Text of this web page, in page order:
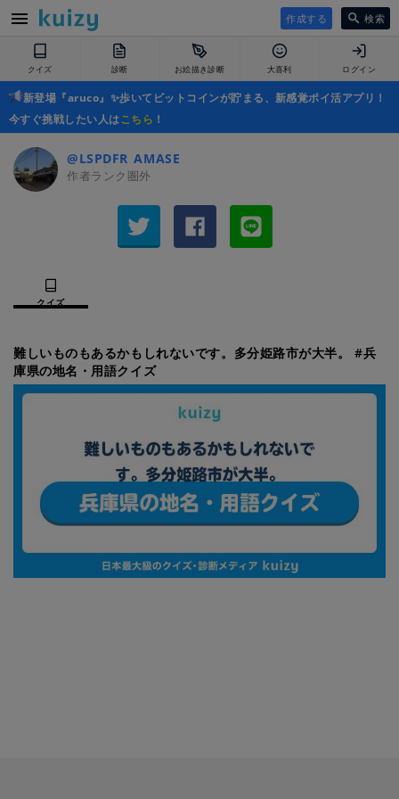
作成する 検索
クイズ 診断 お絵描き診断 大喜利 ログイン
新登場『aruco』✨歩いてビットコインが貯まる、新感覚ポイ活アプリ！
今すぐ挑戦したい人はこちら ！
@LSPDFR_AMASE
作者ランク圏外
クイズ
難しいものもあるかもしれないです。多分姫路市が大半。 #兵
庫県の地名・用語クイズ